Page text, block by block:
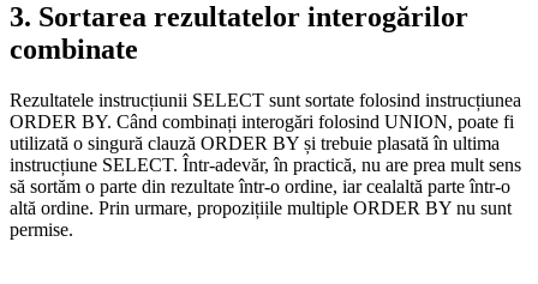
3. Sortarea rezultatelor interogărilor
combinate
Rezultatele instrucțiunii SELECT sunt sortate folosind instrucțiunea
ORDER BY. Când combinați interogări folosind UNION, poate fi
utilizată o singură clauză ORDER BY și trebuie plasată în ultima
instrucțiune SELECT. Într-adevăr, în practică, nu are prea mult sens
să sortăm o parte din rezultate într-o ordine, iar cealaltă parte într-o
altă ordine. Prin urmare, propozițiile multiple ORDER BY nu sunt
permise.